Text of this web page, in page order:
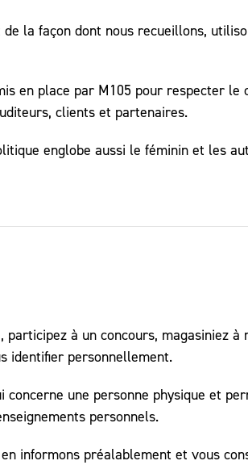
la façon dont nous recueillons,
en place par M105 pour respecter
clients et partenaires.
englobe aussi le féminin et les
à un concours, magasiniez
identifier personnellement.
une personne physique et
personnels.
informons préalablement et vous